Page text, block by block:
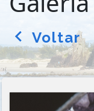
arrow_back_ios Voltar